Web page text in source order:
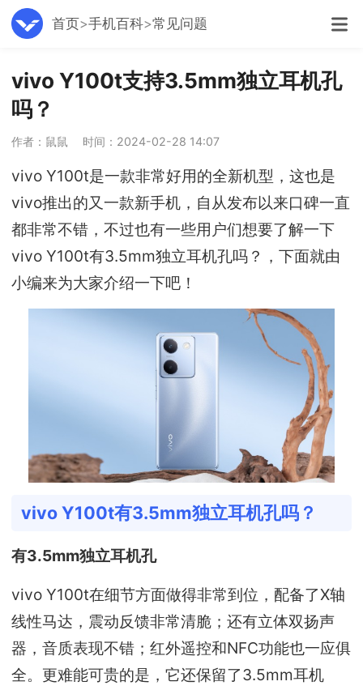
首页 手机百科 常见问题
vivo Y100t支持3.5mm独立耳机孔
吗？
作者：鼠鼠 时间：2024-02-28 14:07
vivo Y100t是一款非常好用的全新机型，这也是
vivo推出的又一款新手机，自从发布以来口碑一直
都非常不错，不过也有一些用户们想要了解一下
vivo Y100t有3.5mm独立耳机孔吗？，下面就由
小编来为大家介绍一下吧！
vivo Y100t有3.5mm独立耳机孔吗？
有3.5mm独立耳机孔
vivo Y100t在细节方面做得非常到位，配备了X轴
线性马达，震动反馈非常清脆；还有立体双扬声
器，音质表现不错；红外遥控和NFC功能也一应俱
全。更难能可贵的是，它还保留了3.5mm耳机